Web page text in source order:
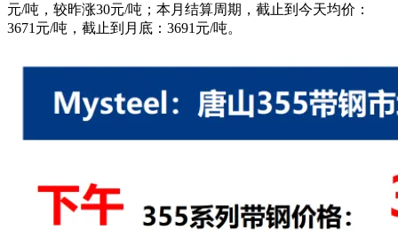
元/吨，较昨涨30元/吨；本月结算周期，截止到今天均价：
3671元/吨，截止到月底：3691元/吨。